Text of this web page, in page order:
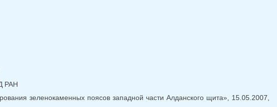
РАН
зеленокаменных поясов западной части Алданского щита», 15.05.2007,